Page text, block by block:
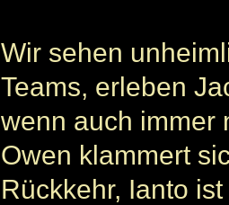
Wir sehen
Teams, erleben
wenn auch immer
Owen klammert
Rückkehr, Ianto